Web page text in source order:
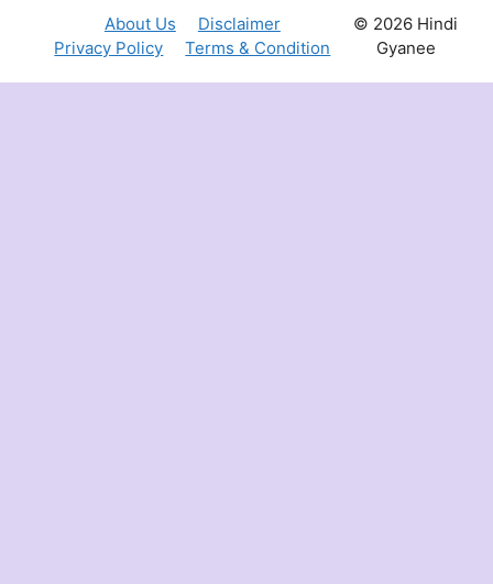
About Us
Disclaimer
Privacy Policy
Terms & Condition
© 2026 Hindi
Gyanee